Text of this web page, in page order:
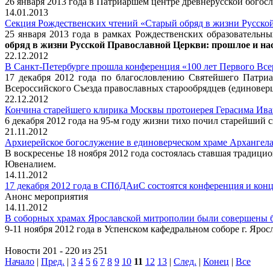
14.01.2013
Секция Рождественских чтений «Старый обряд в жизни
25 января 2013 года в рамках Рождественских
обряд в жизни Русской Православной Церкви: прошлое и
22.12.2012
В Санкт-Петербурге прошла конференция «100 лет Первого
17 декабря 2012 года по благословлению Святейшего
Всероссийского Съезда православных старообрядцев
22.12.2012
Кончина старейшего клирика Москвы протоиерея Герасима
6 декабря 2012 года на 95-м году жизни тихо почил
21.11.2012
Архиерейское богослужение в единоверческом храме
В воскресенье 18 ноября 2012 года состоялась ставшая
Ювеналием.
14.11.2012
17 декабря 2012 года в СПбДАиС состоятся конференция и
Анонс мероприятия
14.11.2012
В соборных храмах Ярославской митрополии были совершены
9-11 ноября 2012 года в Успенском кафедральном соборе г.
Новости 201 - 220 из 251
Начало | Пред. | 3 4 5 6 7 8 9 10 11 12 13 | След. | Конец | Все